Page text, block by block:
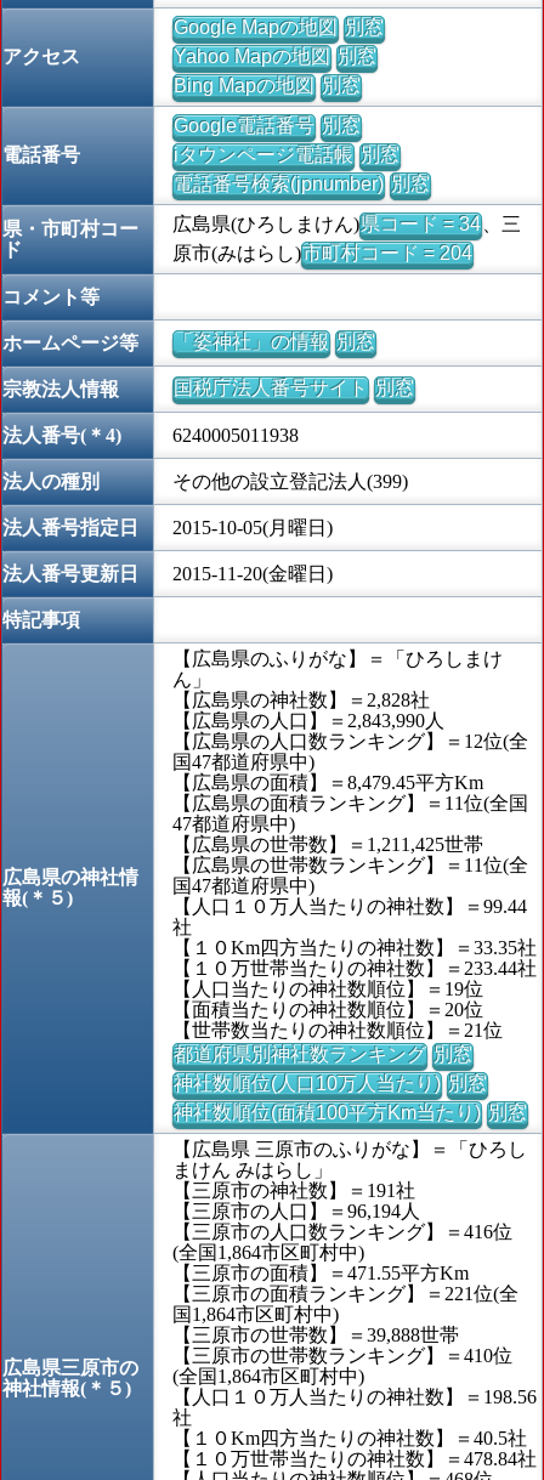
アクセス
Google Mapの地図 別窓
Yahoo Mapの地図 別窓
Bing Mapの地図 別窓
電話番号
Google電話番号 別窓
iタウンページ電話帳 別窓
電話番号検索(jpnumber) 別窓
県・市町村コー
ド
広島県(ひろしまけん)県コード = 34、三
原市(みはらし)市町村コード = 204
コメント等
ホームページ等 「姿神社」の情報 別窓
宗教法人情報 国税庁法人番号サイト 別窓
法人番号(＊4) 6240005011938
法人の種別 その他の設立登記法人(399)
法人番号指定日 2015-10-05(月曜日)
法人番号更新日 2015-11-20(金曜日)
特記事項
広島県の神社情
報(＊５)
【広島県のふりがな】＝「ひろしまけ
ん」
【広島県の神社数】＝2,828社
【広島県の人口】＝2,843,990人
【広島県の人口数ランキング】＝12位(全
国47都道府県中)
【広島県の面積】＝8,479.45平方Km
【広島県の面積ランキング】＝11位(全国
47都道府県中)
【広島県の世帯数】＝1,211,425世帯
【広島県の世帯数ランキング】＝11位(全
国47都道府県中)
【人口１０万人当たりの神社数】＝99.44
社
【１０Km四方当たりの神社数】＝33.35社
【１０万世帯当たりの神社数】＝233.44社
【人口当たりの神社数順位】＝19位
【面積当たりの神社数順位】＝20位
【世帯数当たりの神社数順位】＝21位
都道府県別神社数ランキング 別窓
神社数順位(人口10万人当たり) 別窓
神社数順位(面積100平方Km当たり) 別窓
広島県三原市の
神社情報(＊５)
【広島県 三原市のふりがな】＝「ひろし
まけん みはらし」
【三原市の神社数】＝191社
【三原市の人口】＝96,194人
【三原市の人口数ランキング】＝416位
(全国1,864市区町村中)
【三原市の面積】＝471.55平方Km
【三原市の面積ランキング】＝221位(全
国1,864市区町村中)
【三原市の世帯数】＝39,888世帯
【三原市の世帯数ランキング】＝410位
(全国1,864市区町村中)
【人口１０万人当たりの神社数】＝198.56
社
【１０Km四方当たりの神社数】＝40.5社
【１０万世帯当たりの神社数】＝478.84社